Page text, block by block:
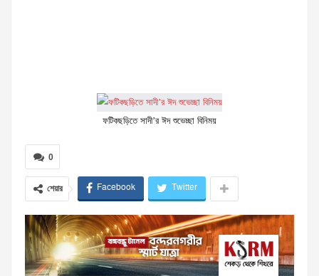
ফটিকছড়িতে সাদী’র ঈদ শুভেচ্ছা বিনিময়
0
শেয়ার Facebook Twitter